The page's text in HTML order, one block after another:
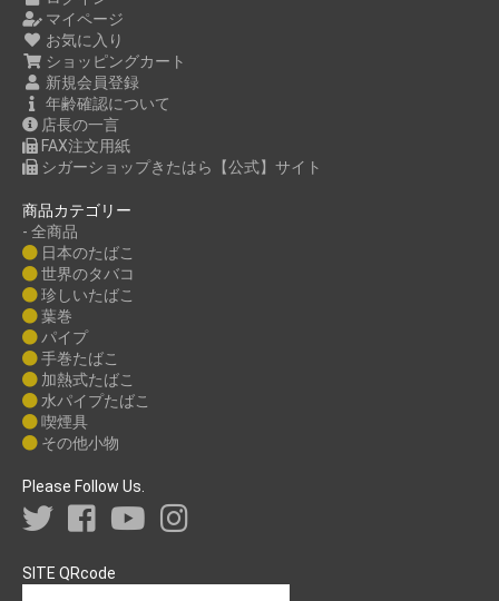
マイページ
お気に入り
ショッピングカート
新規会員登録
年齢確認について
店長の一言
FAX注文用紙
シガーショップきたはら【公式】サイト
商品カテゴリー
- 全商品
日本のたばこ
世界のタバコ
珍しいたばこ
葉巻
パイプ
手巻たばこ
加熱式たばこ
水パイプたばこ
喫煙具
その他小物
Please Follow Us.
SITE QRcode